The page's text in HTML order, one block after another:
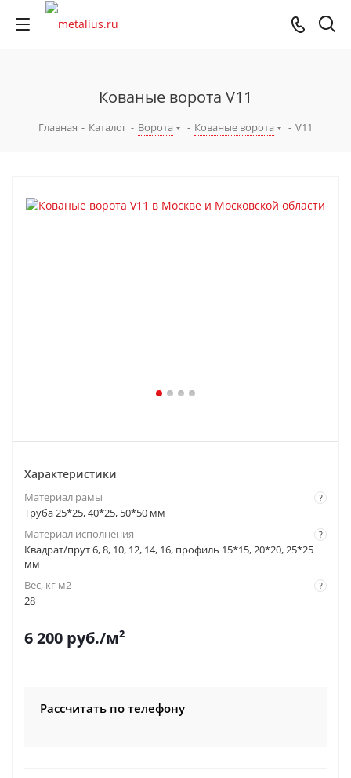
Кованые ворота V11
Главная - Каталог - Ворота - Кованые ворота - V11
Характеристики
?
Материал рамы
Труба 25*25, 40*25, 50*50 мм
?
Материал исполнения
Квадрат/прут 6, 8, 10, 12, 14, 16, профиль 15*15, 20*20, 25*25
мм
?
Вес, кг м2
28
6 200 руб./м²
Рассчитать по телефону